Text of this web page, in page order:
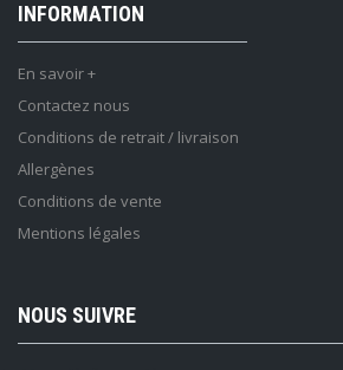
INFORMATION
En savoir +
Contactez nous
Conditions de retrait / livraison
Allergènes
Conditions de vente
Mentions légales
NOUS SUIVRE